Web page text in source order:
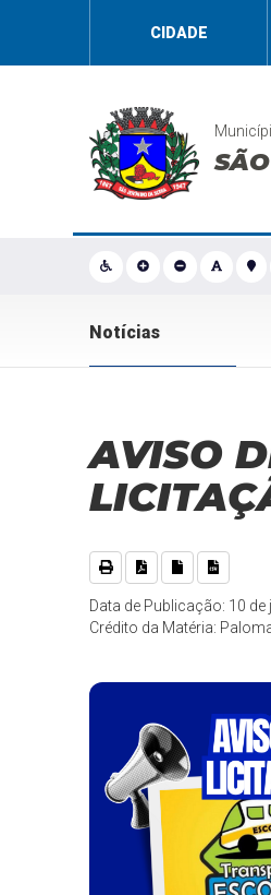
CIDADE
Notícias
AVISO
Data de Publicação: 10 de
Crédito da Matéria: